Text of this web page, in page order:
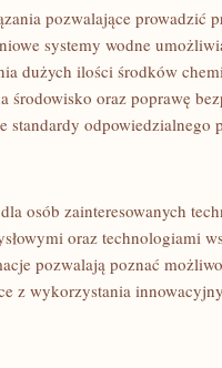
pozwalające prowadzić
systemy wodne
dużych ilości środków
środowisko oraz poprawę
standardy odpowiedzialnego
osób zainteresowanych
oraz technologiami
pozwalają poznać
z wykorzystania